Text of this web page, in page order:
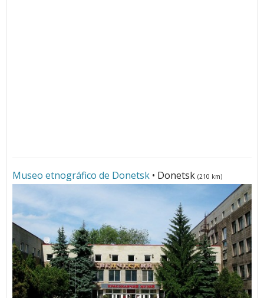
Museo etnográfico de Donetsk • Donetsk (210 km)